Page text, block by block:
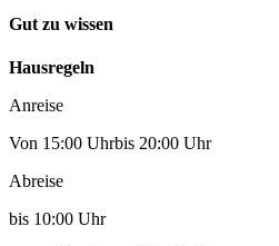
Gut zu wissen
Hausregeln
Anreise
Von 15:00 Uhrbis 20:00 Uhr
Abreise
bis 10:00 Uhr